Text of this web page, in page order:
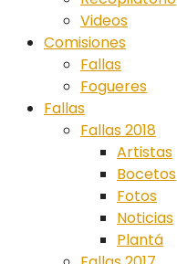
Videos
Comisiones
Fallas
Fogueres
Fallas
Fallas 2018
Artistas
Bocetos
Fotos
Noticias
Plantá